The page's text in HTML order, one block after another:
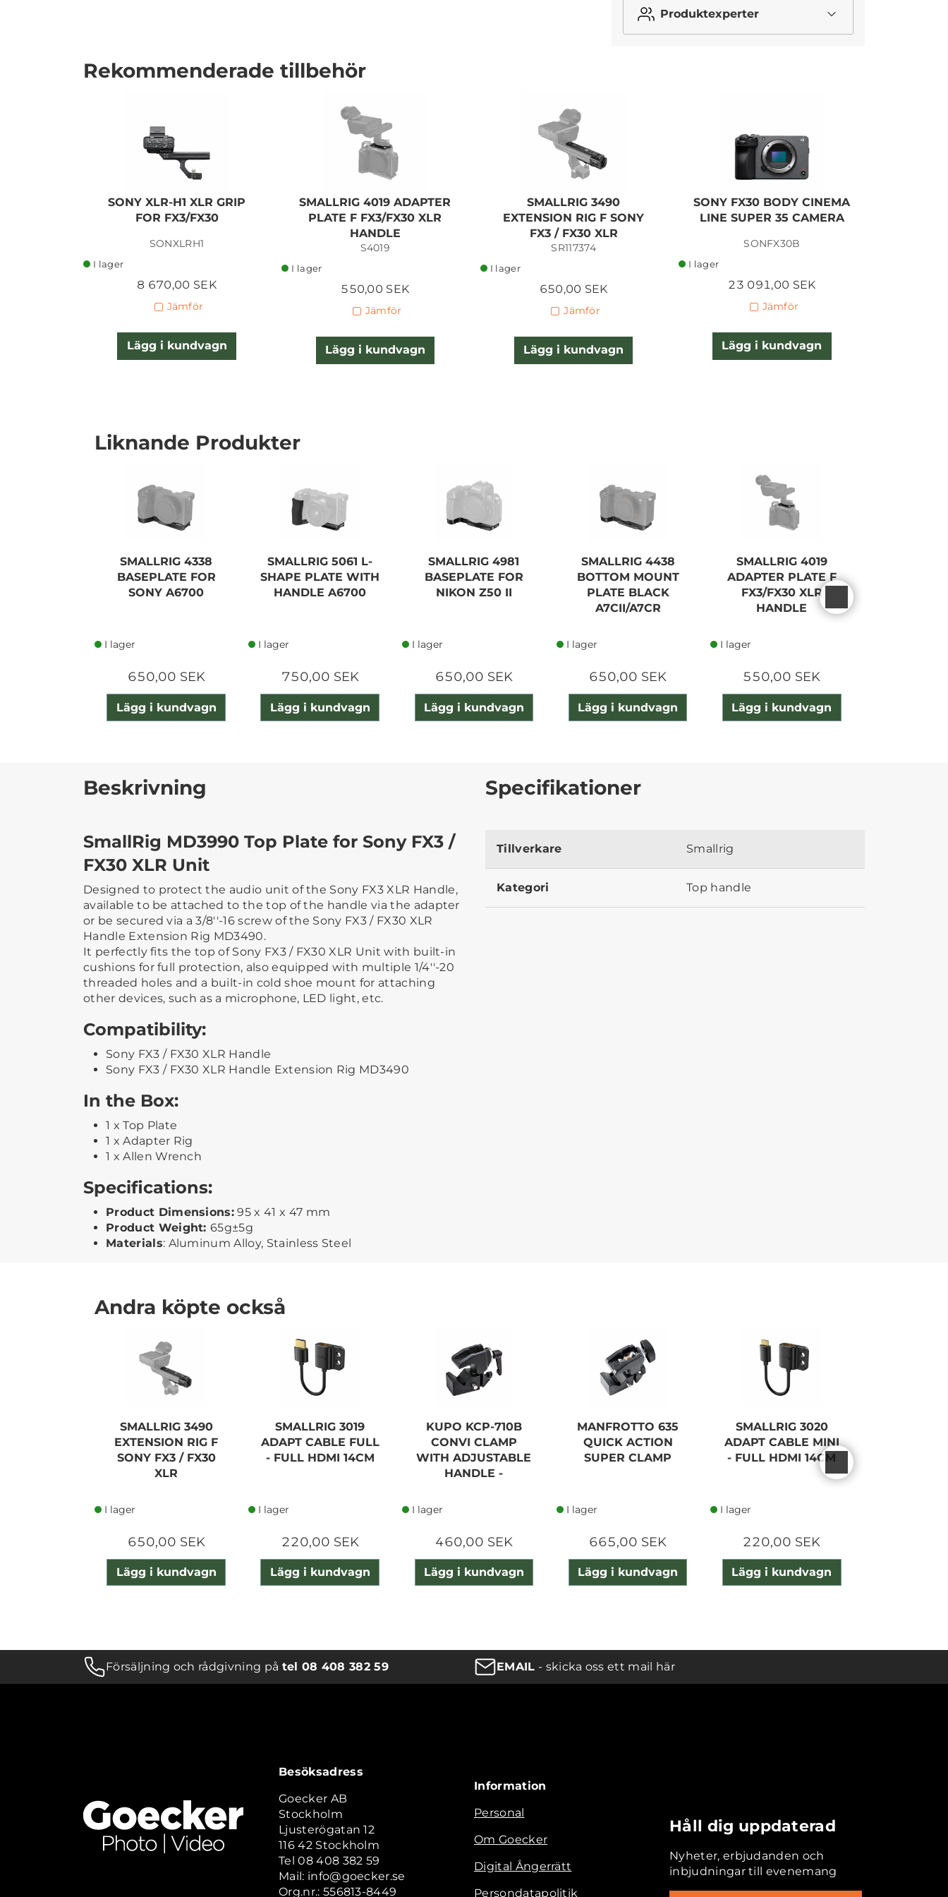
w. Replaceable Battery
Lägg i kundvagn
Produktexperter
Rekommenderade tillbehör
SONY XLR-H1 XLR GRIP
FOR FX3/FX30
SONXLRH1
I lager
8 670,00 SEK
Jämför
Lägg i kundvagn
SMALLRIG 4019 ADAPTER
PLATE F FX3/FX30 XLR
HANDLE
S4019
I lager
550,00 SEK
Jämför
Lägg i kundvagn
SMALLRIG 3490
EXTENSION RIG F SONY
FX3 / FX30 XLR
SR117374
I lager
650,00 SEK
Jämför
Lägg i kundvagn
SONY FX30 BODY CINEMA
LINE SUPER 35 CAMERA
SONFX30B
I lager
23 091,00 SEK
Jämför
Lägg i kundvagn
Liknande Produkter
SMALLRIG 4338
BASEPLATE FOR
SONY A6700
I lager
650,00 SEK
Lägg i kundvagn
SMALLRIG 5061 L-
SHAPE PLATE WITH
HANDLE A6700
I lager
750,00 SEK
Lägg i kundvagn
SMALLRIG 4981
BASEPLATE FOR
NIKON Z50 II
I lager
650,00 SEK
Lägg i kundvagn
SMALLRIG 4438
BOTTOM MOUNT
PLATE BLACK
A7CII/A7CR
I lager
650,00 SEK
Lägg i kundvagn
SMALLRIG 4019
ADAPTER PLATE F
FX3/FX30 XLR
HANDLE
I lager
550,00 SEK
Lägg i kundvagn
Beskrivning
SmallRig MD3990 Top Plate for Sony FX3 /
FX30 XLR Unit
Designed to protect the audio unit of the Sony FX3 XLR Handle,
available to be attached to the top of the handle via the adapter
or be secured via a 3/8''-16 screw of the Sony FX3 / FX30 XLR
Handle Extension Rig MD3490.
It perfectly fits the top of Sony FX3 / FX30 XLR Unit with built-in
cushions for full protection, also equipped with multiple 1/4''-20
threaded holes and a built-in cold shoe mount for attaching
other devices, such as a microphone, LED light, etc.
Compatibility:
Sony FX3 / FX30 XLR Handle
Sony FX3 / FX30 XLR Handle Extension Rig MD3490
In the Box:
1 x Top Plate
1 x Adapter Rig
1 x Allen Wrench
Specifications:
Product Dimensions: 95 x 41 x 47 mm
Product Weight:65g±5g
Materials: Aluminum Alloy, Stainless Steel
Specifikationer
Tillverkare Smallrig
Kategori Top handle
Andra köpte också
SMALLRIG 3490
EXTENSION RIG F
SONY FX3 / FX30
XLR
I lager
650,00 SEK
Lägg i kundvagn
SMALLRIG 3019
ADAPT CABLE FULL
- FULL HDMI 14CM
I lager
220,00 SEK
Lägg i kundvagn
KUPO KCP-710B
CONVI CLAMP
WITH ADJUSTABLE
HANDLE -
I lager
460,00 SEK
Lägg i kundvagn
MANFROTTO 635
QUICK ACTION
SUPER CLAMP
I lager
665,00 SEK
Lägg i kundvagn
SMALLRIG 3020
ADAPT CABLE MINI
- FULL HDMI 14CM
I lager
220,00 SEK
Lägg i kundvagn
Försäljning och rådgivning på tel 08 408 382 59 EMAIL - skicka oss ett mail här
Besöksadress
Goecker AB
Stockholm
Ljusterögatan 12
116 42 Stockholm
Tel 08 408 382 59
Mail: info@goecker.se
Org.nr.: 556813-8449
Information
Personal
Om Goecker
Digital Ångerrätt
Persondatapolitik
Håll dig uppdaterad
Nyheter, erbjudanden och
inbjudningar till evenemang